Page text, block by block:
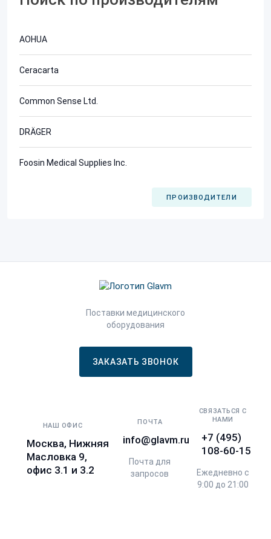
AOHUA
Ceracarta
Common Sense Ltd.
DRÄGER
Foosin Medical Supplies Inc.
ПРОИЗВОДИТЕЛИ
Поставки медицинского
оборудования
ЗАКАЗАТЬ ЗВОНОК
НАШ ОФИС
Москва, Нижняя
Масловка 9,
офис 3.1 и 3.2
ПОЧТА
info@glavm.ru
Почта для
запросов
СВЯЗАТЬСЯ С
НАМИ
+7 (495)
108-60-15
Ежедневно с
9:00 до 21:00